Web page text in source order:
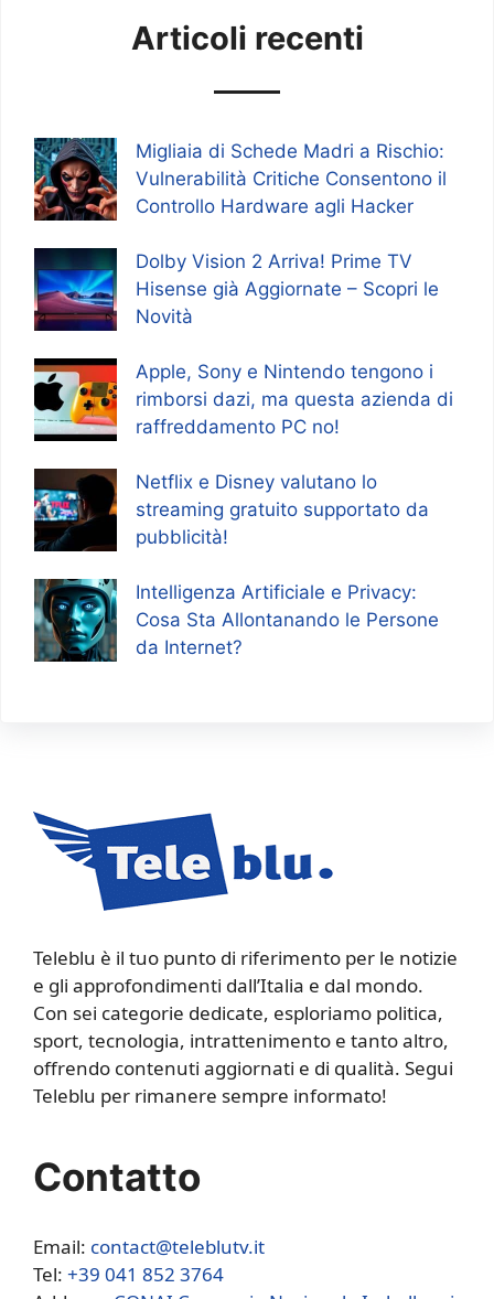
Articoli recenti
Migliaia di Schede Madri a Rischio:
Vulnerabilità Critiche Consentono il
Controllo Hardware agli Hacker
Dolby Vision 2 Arriva! Prime TV
Hisense già Aggiornate – Scopri le
Novità
Apple, Sony e Nintendo tengono i
rimborsi dazi, ma questa azienda di
raffreddamento PC no!
Netflix e Disney valutano lo
streaming gratuito supportato da
pubblicità!
Intelligenza Artificiale e Privacy:
Cosa Sta Allontanando le Persone
da Internet?
Teleblu è il tuo punto di riferimento per le notizie
e gli approfondimenti dall’Italia e dal mondo.
Con sei categorie dedicate, esploriamo politica,
sport, tecnologia, intrattenimento e tanto altro,
offrendo contenuti aggiornati e di qualità. Segui
Teleblu per rimanere sempre informato!
Contatto
Email: contact@teleblutv.it
Tel: +39 041 852 3764